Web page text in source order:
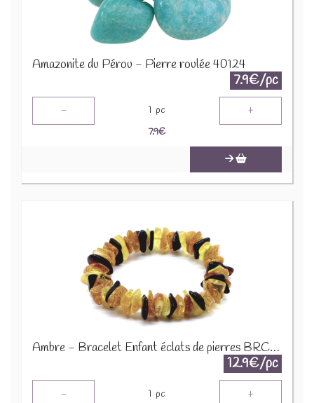
Amazonite du Pérou - Pierre roulée 40124
7.9€/pc
- 1 pc +
7.9€
Ambre - Bracelet Enfant éclats de pierres BRC-AMBK
12.9€/pc
- 1 pc +